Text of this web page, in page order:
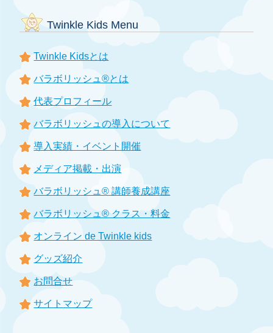
Twinkle Kids Menu
Twinkle Kidsとは
バラボリッシュ®とは
代表プロフィール
バラボリッシュの導入について
導入実績・イベント開催
メディア掲載・出演
バラボリッシュ® 講師養成講座
バラボリッシュ® クラス・料金
オンライン de Twinkle kids
グッズ紹介
お問合せ
サイトマップ